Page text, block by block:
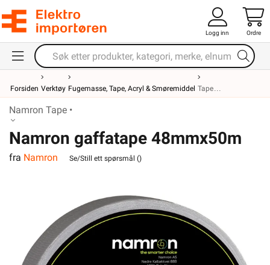
Logg inn Ordre
Forsiden Verktøy Fugemasse, Tape, Acryl & Smøremiddel Tape
Namron Tape •
Namron gaffatape 48mmx50m
grå Pro
fra Namron Se/Still ett spørsmål ()